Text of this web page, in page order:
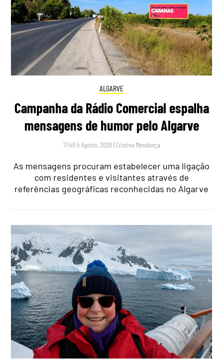
ALGARVE
Campanha da Rádio Comercial espalha
mensagens de humor pelo Algarve
17:40 5 Agosto, 2026 | Cristina Mendonça
As mensagens procuram estabelecer uma ligação
com residentes e visitantes através de
referências geográficas reconhecidas no Algarve